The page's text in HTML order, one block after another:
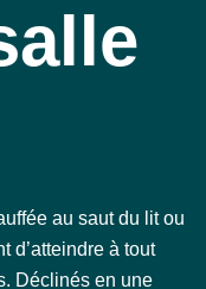
au saut du lit ou
d’atteindre à tout
Déclinés en une